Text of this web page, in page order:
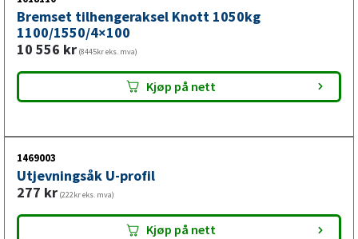
Bremset tilhengeraksel Knott 1050kg
1100/1550/4×100
10 556 kr (8445kr eks. mva)
Kjøp på nett
1469003
Utjevningsåk U-profil
277 kr (222kr eks. mva)
Kjøp på nett